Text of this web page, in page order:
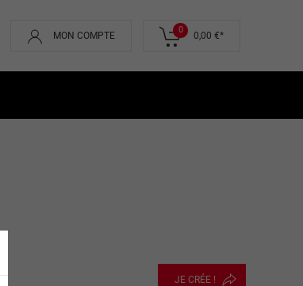
MON COMPTE
0
0,00 €*
JE CRÉE !